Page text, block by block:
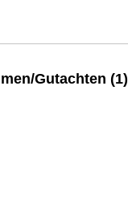
Gutachten (1)